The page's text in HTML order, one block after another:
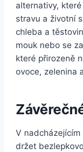
alternativy,
stravu a životní
chleba a
mouk nebo se
které přirozeně
ovoce, zelenina
V
držet